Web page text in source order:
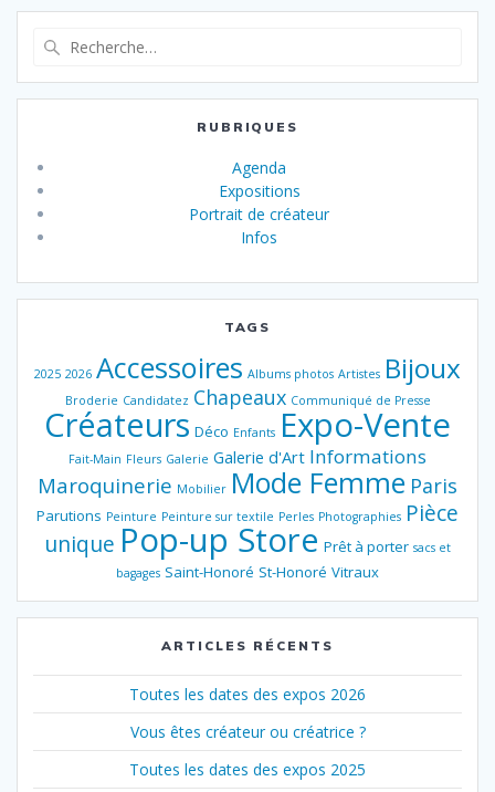
:
RUBRIQUES
Agenda
Expositions
Portrait de créateur
Infos
TAGS
2025 2026 Accessoires Albums photos Artistes Bijoux
Broderie Candidatez Chapeaux Communiqué de Presse
Créateurs Déco Enfants Expo-Vente
Fait-Main Fleurs Galerie Galerie d'Art Informations
Maroquinerie Mobilier Mode Femme Paris
Parutions Peinture Peinture sur textile Perles Photographies Pièce
unique Pop-up Store Prêt à porter sacs et
bagages Saint-Honoré St-Honoré Vitraux
ARTICLES RÉCENTS
Toutes les dates des expos 2026
Vous êtes créateur ou créatrice ?
Toutes les dates des expos 2025